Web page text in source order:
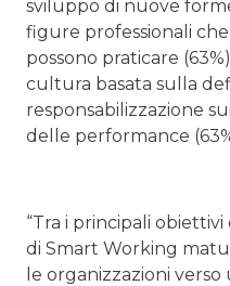
sviluppo di nuove
figure professionali
possono praticare
cultura basata sulla
responsabilizzazione
delle performance
“Tra i principali
di Smart Working
le organizzazioni